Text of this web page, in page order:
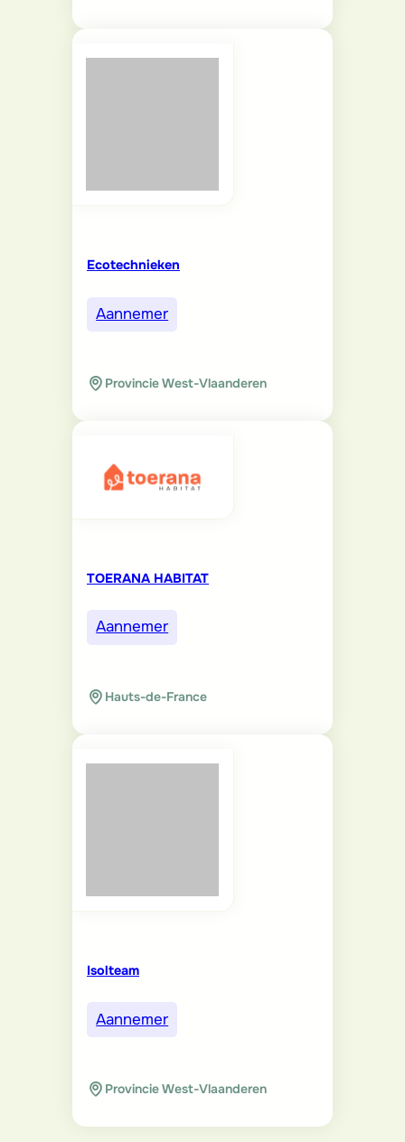
Ecotechnieken
Aannemer
Provincie West-Vlaanderen
TOERANA HABITAT
Aannemer
Hauts-de-France
Isolteam
Aannemer
Provincie West-Vlaanderen